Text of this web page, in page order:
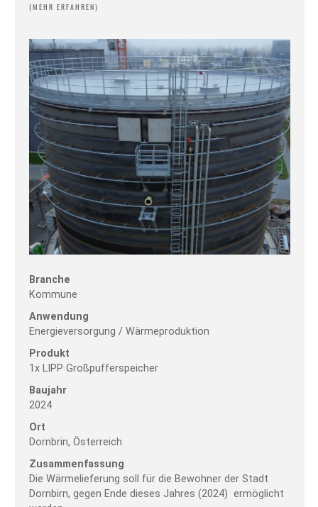
Branche
Kommune
Anwendung
Energieversorgung / Wärmeproduktion
Produkt
1x LIPP Großpufferspeicher
Baujahr
2024
Ort
Dornbrin, Österreich
Zusammenfassung
Die Wärmelieferung soll für die Bewohner der Stadt
Dornbirn, gegen Ende dieses Jahres (2024) ermöglicht